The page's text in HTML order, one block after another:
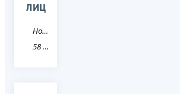
лиц
Новость
58 Пензенская область